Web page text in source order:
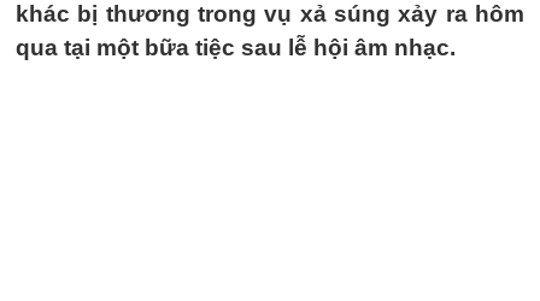
khác bị thương trong vụ xả súng xảy ra hôm
qua tại một bữa tiệc sau lễ hội âm nhạc.